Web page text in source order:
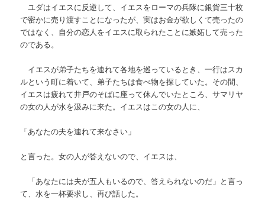
ユダはイエスに反逆して、イエスをローマの兵隊に銀貨三十枚
で密かに売り渡すことになったが、実はお金が欲しくて売ったの
ではなく、自分の恋人をイエスに取られたことに嫉妬して売った
のである。
イエスが弟子たちを連れて各地を巡っているとき、一行はスカ
ルという町に着いて、弟子たちは食べ物を探していた。その間、
イエスは疲れて井戸のそばに座って休んでいたところ、サマリヤ
の女の人が水を汲みに来た。イエスはこの女の人に、
「あなたの夫を連れて来なさい」
と言った。女の人が答えないので、イエスは、
「あなたには夫が五人もいるので、答えられないのだ」と言っ
て、水を一杯要求し、再び話した。